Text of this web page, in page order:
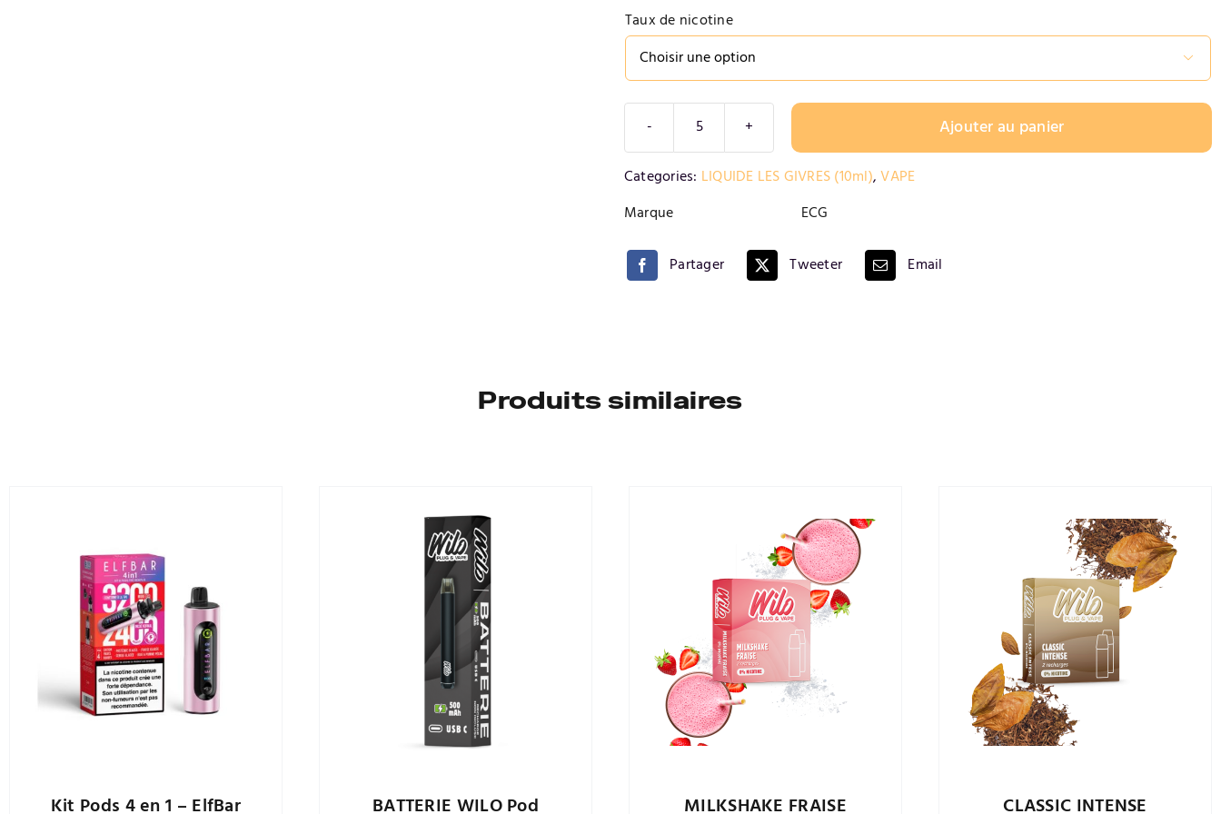
Taux de nicotine

quantité
de
KIWI
Ajouter au panier
Categories: LIQUIDE LES GIVRES (10ml),VAPE
Marque
ECG
Partager Tweeter Email
Produits similaires
Kit Pods 4 en 1 – ElfBar BATTERIE WILO Pod MILKSHAKE FRAISE CLASSIC INTENSE